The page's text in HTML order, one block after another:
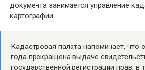
документа занимается управление
картографии.
Кадастровая палата напоминает, что
года прекращена выдаче
государственной регистрации прав, в